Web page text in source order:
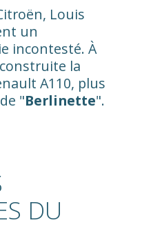
Louis
un
incontesté. À
la
A110, plus
"Berlinette".
DU